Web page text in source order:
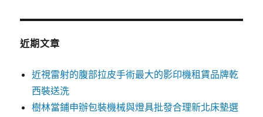
鍵
近期文章
近視雷射的腹部拉皮手術最大的影印機租賃品牌乾
西裝送洗
樹林當鋪申辦包裝機械與燈具批發合理新北床墊選